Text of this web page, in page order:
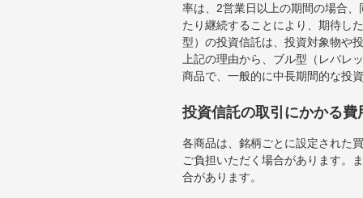
率は、2営業日以上の期間の場合
たり継続することにより、期待し
型）の投資信託は、投資対象物や
上記の理由から、ブル型（レバレ
商品で、一般的に中長期間的な投
投資信託の取引にかかる費
各商品は、銘柄ごとに設定された
ご負担いただく場合があります。
合があります。